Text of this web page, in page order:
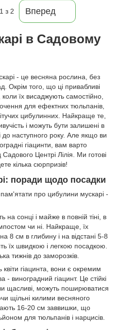
1 з 2 Вперед
в Садовому
- це весняна рослина, без
Окрім того, що ці привабливі
їх висаджують самостійно,
для ефектних тюльпанів,
цибулинних. Найкраще те,
і можуть бути залишені в
до наступного року. Але якщо ви
гіацинти, вам варто
Центрі Лілія. Ми готові
кілька сюрпризів!
поради щодо посадки
про цибулини мускарі -
на сонці і майже в повній тіні, в
чи ні. Найкраще, їх
8 см в глибину і на відстані 5-8
їх швидкою і легкою посадкою.
тижнів до заморозків.
квіти гіацинта, вони є окремим
- виноградний гіацинт. Це стійкі
щасливі, можуть поширюватися
щільні килими весняного
16-20 см заввишки, що
для тюльпанів і нарцисів.